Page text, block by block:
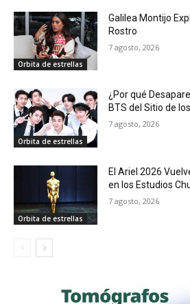
Orbita de estrellas
Galilea Montijo
Rostro
7 agosto, 2026
Orbita de estrellas
¿Por qué
BTS del Sitio de
7 agosto, 2026
Orbita de estrellas
El Ariel 2026
en los Estudios
7 agosto, 2026